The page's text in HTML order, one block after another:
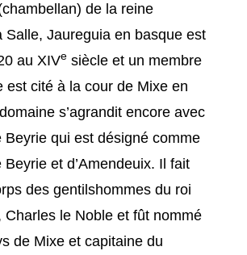
de la reine
Salle, Jaureguia en basque est
au XIVe siècle et un membre
est cité à la cour de Mixe en
s’agrandit encore avec
Beyrie qui est désigné comme
et d’Amendeuix. Il fait
des gentilshommes du roi
Charles le Noble et fût nommé
de Mixe et capitaine du